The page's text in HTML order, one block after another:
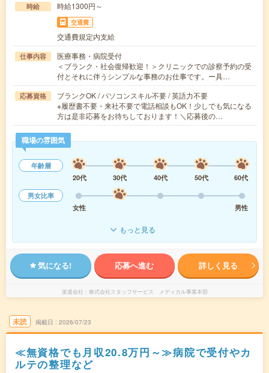
時給 時給1300円～
交通費
交通費規定内支給
仕事内容
医療事務・病院受付
＜ブランク・社会復帰歓迎！＞クリニックでの診察予約の受
付とそれに伴うシンプルな事務のお仕事です。ー具…
応募資格
ブランクOK / パソコンスキル不要 / 英語力不要
※履歴書不要・来社不要で電話相談もOK！少しでも気になる
方は是非応募をお待ちしております！＼応募後の…
職場の雰囲気
年齢層
20代
30代 40代 50代
60代
男女比率
女性
男性
もっと見る
気になる! 応募へ進む 詳しく見る
派遣会社 株式会社スタッフサービス メディカル事業本部
未読 掲載日 2026/07/23
≪無資格でも月収20.8万円～≫病院で受付やカ
ルテの整理など